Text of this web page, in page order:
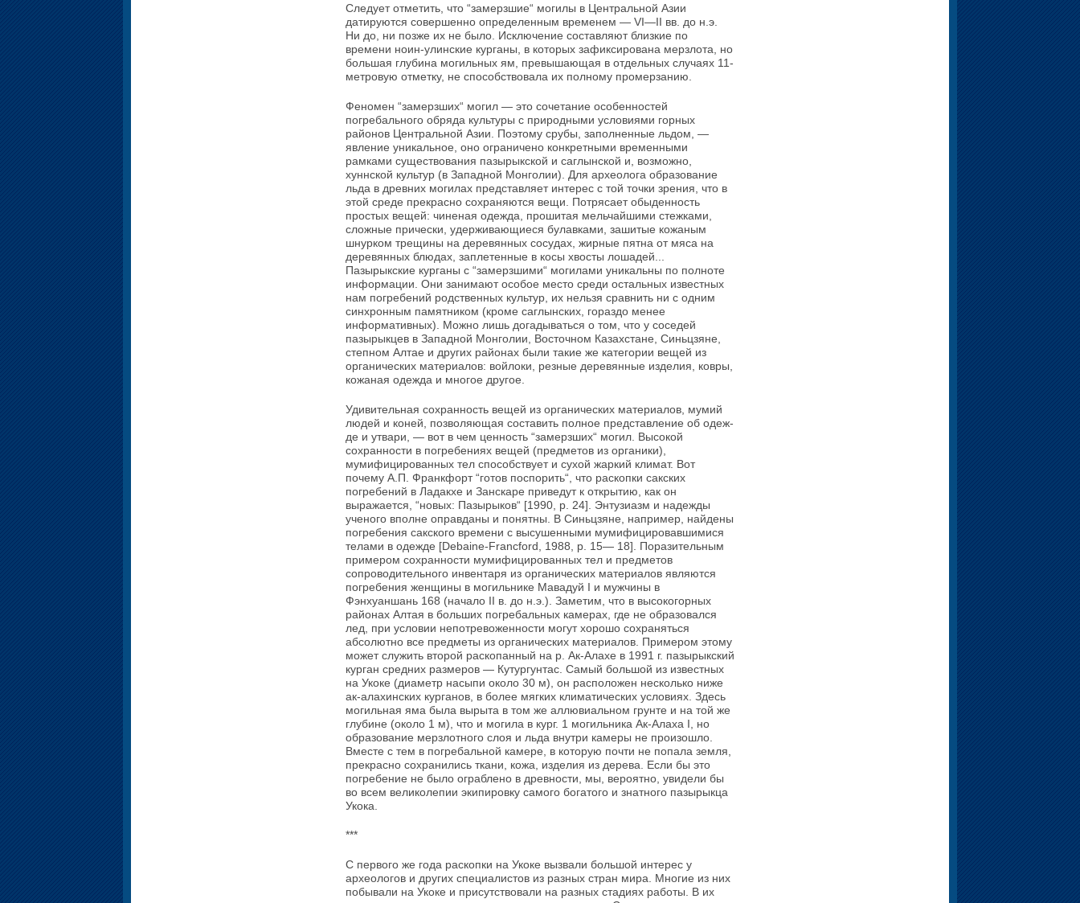
Следует отметить, что “замерзшие“ могилы в Центральной Азии
датируются совершенно опре­деленным временем — VI—II вв. до н.э.
Ни до, ни позже их не было. Исключение составляют близкие по
времени ноин-улинские курганы, в которых зафиксирована мерзлота, но
большая глубина могильных ям, превышающая в отдель­ных случаях 11-
метровую отметку, не способст­вовала их полному промерзанию.
Феномен “замерзших“ могил — это сочетание особенностей
погребального обряда культуры с природными условиями горных
районов Цент­ральной Азии. Поэтому срубы, заполненные льдом, —
явление уникальное, оно ограничено конкретными временными
рамками существова­ния пазырыкской и саглынской и, возможно,
хуннской культур (в Западной Монголии). Для архе­олога образование
льда в древних могилах пред­ставляет интерес с той точки зрения, что в
этой среде прекрасно сохраняются вещи. Потрясает обыденность
простых вещей: чиненая одежда, прошитая мельчайшими стежками,
сложные при­чески, удерживающиеся булавками, зашитые ко­жаным
шнурком трещины на деревянных сосудах, жирные пятна от мяса на
деревянных блюдах, заплетенные в косы хвосты лошадей...
Пазырыкские курганы с “замерзшими“ могилами уникаль­ны по полноте
информации. Они занимают особое место среди остальных известных
нам погребений родственных культур, их нельзя сравнить ни с одним
синхронным памятником (кроме саглынских, гораздо менее
информативных). Можно лишь догадываться о том, что у соседей
пазырыкцев в Западной Монголии, Восточном Казахстане, Синьцзяне,
степном Алтае и других районах были такие же категории вещей из
органических ма­териалов: войлоки, резные деревянные изделия, ковры,
кожаная одежда и многое другое.
Удивительная сохранность вещей из органи­ческих материалов, мумий
людей и коней, позво­ляющая составить полное представление об одеж­
де и утвари, — вот в чем ценность “замерзших“ могил. Высокой
сохранности в погребениях вещей (предметов из органики),
мумифицированных тел способствует и сухой жаркий климат. Вот
почему А.П. Франкфорт “готов поспорить“, что раскопки сакских
погребений в Ладакхе и Занскаре приве­дут к открытию, как он
выражается, “новых: Пазырыков“ [1990, р. 24]. Энтузиазм и надежды
ученого вполне оправданы и понятны. В Синьцзя­не, например, найдены
погребения сакского вре­мени с высушенными мумифицировавшимися
те­лами в одежде [Debaine-Francford, 1988, р. 15— 18]. Поразительным
примером сохранности му­мифицированных тел и предметов
сопроводитель­ного инвентаря из органических материалов явля­ются
погребения женщины в могильнике Мавадуй I и мужчины в
Фэнхуаншань 168 (начало II в. до н.э.). Заметим, что в высокогорных
районах Алтая в больших погребальных камерах, где не образовался
лед, при условии непотревоженности могут хорошо сохраняться
абсолютно все предме­ты из органических материалов. Примером этому
может служить второй раскопанный на р. Ак-Алахе в 1991 г. пазырыкский
курган средних разме­ров — Кутургунтас. Самый большой из известных
на Укоке (диаметр насыпи около 30 м), он рас­положен несколько ниже
ак-алахинских курга­нов, в более мягких климатических условиях. Здесь
могильная яма была вырыта в том же аллювиальном грунте и на той же
глубине (около 1 м), что и могила в кург. 1 могильника Ак-Алаха I, но
образование мерзлотного слоя и льда внутри камеры не произошло.
Вместе с тем в погребаль­ной камере, в которую почти не попала земля,
прекрасно сохранились ткани, кожа, изделия из дерева. Если бы это
погребение не было ограблено в древности, мы, вероятно, увидели бы
во всем великолепии экипировку самого богатого и знат­ного пазырыкца
Укока.
***
С первого же года раскопки на Укоке вызвали большой интерес у
археологов и других спе­циалистов из разных стран мира. Многие из них
побывали на Укоке и присутствовали на разных стадиях работы. В их